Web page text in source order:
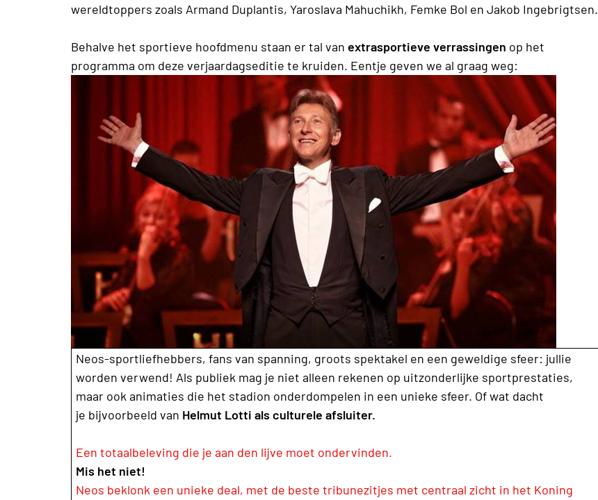
wereldtoppers zoals Armand Duplantis, Yaroslava Mahuchikh, Femke Bol en Jakob Ingebrigtsen.
Behalve het sportieve hoofdmenu staan er tal van extrasportieve verrassingen op het
programma om deze verjaardagseditie te kruiden. Eentje geven we al graag weg:
Neos-sportliefhebbers, fans van spanning, groots spektakel en een geweldige sfeer: jullie
worden verwend! Als publiek mag je niet alleen rekenen op uitzonderlijke sportprestaties,
maar ook animaties die het stadion onderdompelen in een unieke sfeer. Of wat dacht
je bijvoorbeeld van Helmut Lotti als culturele afsluiter.
Een totaalbeleving die je aan den lijve moet ondervinden.
Mis het niet!
Neos beklonk een unieke deal, met de beste tribunezitjes met centraal zicht in het Koning